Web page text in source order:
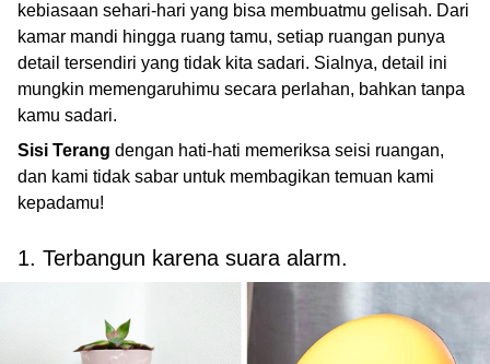
kebiasaan sehari-hari yang bisa membuatmu gelisah. Dari
kamar mandi hingga ruang tamu, setiap ruangan punya
detail tersendiri yang tidak kita sadari. Sialnya, detail ini
mungkin memengaruhimu secara perlahan, bahkan tanpa
kamu sadari.
Sisi Terang dengan hati-hati memeriksa seisi ruangan,
dan kami tidak sabar untuk membagikan temuan kami
kepadamu!
1. Terbangun karena suara alarm.